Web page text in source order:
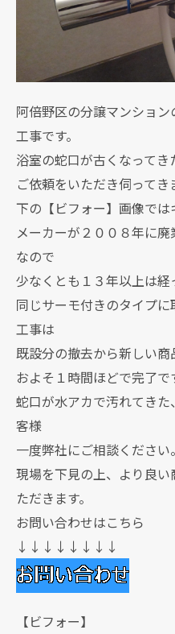
阿倍野区の分譲マンショ
工事です。
浴室の蛇口が古くなって
ご依頼をいただき伺ってき
下の【ビフォー】画像で
メーカーが２００８年に
なので
少なくとも１３年以上は経
同じサーモ付きのタイプに
工事は
既設分の撤去から新しい
およそ１時間ほどで完了で
蛇口が水アカで汚れてき
客様
一度弊社にご相談ください。
現場を下見の上、より良
ただきます。
お問い合わせはこちら
↓↓↓↓↓↓↓↓
【ビフォ